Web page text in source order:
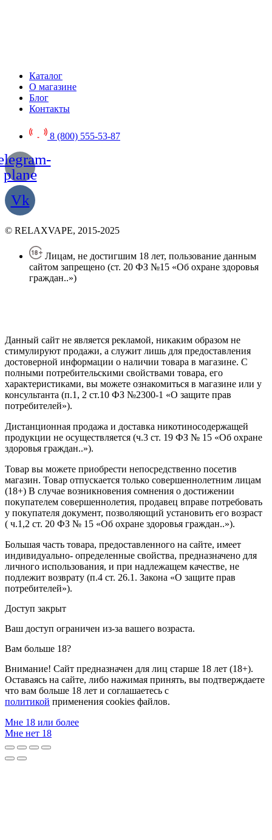
Каталог
О магазине
Блог
Контакты
8 (800) 555-53-87
plane
Vk
© RELAXVAPE, 2015-2025
Лицам, не достигшим 18 лет, пользование данным
сайтом запрещено (ст. 20 ФЗ №15 «Об охране здоровья
граждан..»)
Данный сайт не является рекламой, никаким образом не
стимулируют продажи, а служит лишь для предоставления
достоверной информации о наличии товара в магазине. С
полными потребительскими свойствами товара, его
характеристиками, вы можете ознакомиться в магазине или у
консультанта (п.1, 2 ст.10 ФЗ №2300-1 «О защите прав
потребителей»).
Дистанционная продажа и доставка никотиносодержащей
продукции не осуществляется (ч.3 ст. 19 ФЗ № 15 «Об охране
здоровья граждан..»).
Товар вы можете приобрести непосредственно посетив
магазин. Товар отпускается только совершеннолетним лицам
(18+) В случае возникновения сомнения о достижении
покупателем совершеннолетия, продавец вправе потребовать
у покупателя документ, позволяющий установить его возраст
( ч.1,2 ст. 20 ФЗ № 15 «Об охране здоровья граждан..»).
Большая часть товара, предоставленного на сайте, имеет
индивидуально- определенные свойства, предназначено для
личного использования, и при надлежащем качестве, не
подлежит возврату (п.4 ст. 26.1. Закона «О защите прав
потребителей»).
Доступ закрыт
Ваш доступ ограничен из-за вашего возраста.
Вам больше 18?
Внимание! Сайт предназначен для лиц старше 18 лет (18+).
Оставаясь на сайте, либо нажимая принять, вы подтверждаете
что вам больше 18 лет и соглашаетесь с
политикой применения cookies файлов.
Мне 18 или более
Мне нет 18